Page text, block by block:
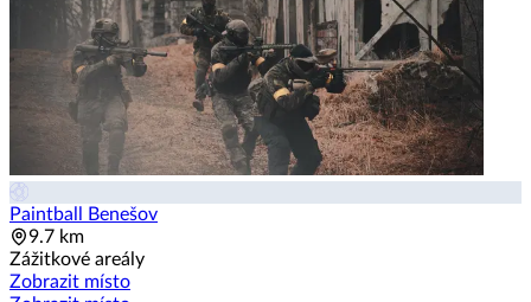
Paintball Benešov
9.7 km
Zážitkové areály
Zobrazit místo